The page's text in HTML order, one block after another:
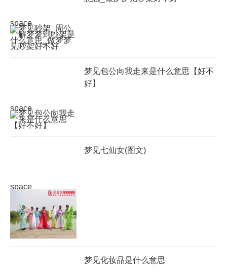
space
space
梦见包公向我走来是什么意思【好不
好】
space
梦见七仙女(图文)
梦见化妆品是什么意思